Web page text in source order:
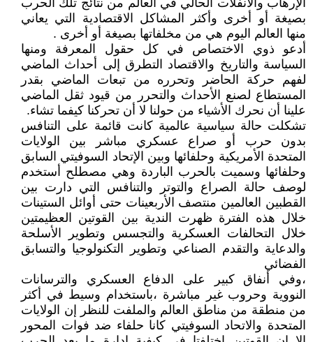
الإرهاب والانفلات الحالي في العالم من نتائج تلك الحرب
بصيغة أو أخرى وأكثر المشاكل الاقتصادية التي يعاني
منها العالم اليوم هي من مخلفاتها بصيغة أو أخرى .
أدعو ذوي الاختصاص في كل حقول المعرفة ومنها
السياسة والتاريخ والاقتصاد التطرق إلى أحداث الماضي
لفهم حركة الحاضر وتحرره من تبعات الماضي بقدر
المستطاع لصنع الأحداث والتحرر من قيود ثقل الماضي
علينا أن نحرك الأشياء من حولنا لا أن تحركنا كيفما تشاء.
تشكلت حالة سياسية عالمية كانت قائمة على التنافس
بدون حرب أو صراع عسكري مباشر بين الولايات
المتحدة الأمريكية وحلفائها وبين الإتحاد السوفيتي السابق
وحلفائها وسميت بالحرب الباردة وهي مصطلح أستخدم
لوصف حالة الصراع والتوتر والتنافس التي دارت بين
القطبين العالمين منتصف الأربعينات حتى أوائل الستينات
خلال هذه الفترة ظهرت الندية بين القوتين العظيمتين
خلال التحالفات العسكرية والتجسس وتطوير الأسلحة
والدعاية والتقدم الصناعي وتطوير التكنولوجيا والتسابق
الفضائي
،وفي أنفاق كبير على الدفاع العسكري والترسانات
النووية وحروب غير مباشرة ،باستخدام وسيط في أكثر
من منطقة من مناطق العالم والملفت للنظر إن الولايات
المتحدة والاتحاد السوفيتي كانا حلفاء ضد فوات المحور